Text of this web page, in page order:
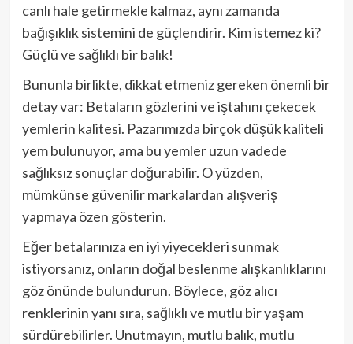
canlı hale getirmekle kalmaz, aynı zamanda
bağışıklık sistemini de güçlendirir. Kim istemez ki?
Güçlü ve sağlıklı bir balık!
Bununla birlikte, dikkat etmeniz gereken önemli bir
detay var: Betaların gözlerini ve iştahını çekecek
yemlerin kalitesi. Pazarımızda birçok düşük kaliteli
yem bulunuyor, ama bu yemler uzun vadede
sağlıksız sonuçlar doğurabilir. O yüzden,
mümkünse güvenilir markalardan alışveriş
yapmaya özen gösterin.
Eğer betalarınıza en iyi yiyecekleri sunmak
istiyorsanız, onların doğal beslenme alışkanlıklarını
göz önünde bulundurun. Böylece, göz alıcı
renklerinin yanı sıra, sağlıklı ve mutlu bir yaşam
sürdürebilirler. Unutmayın, mutlu balık, mutlu